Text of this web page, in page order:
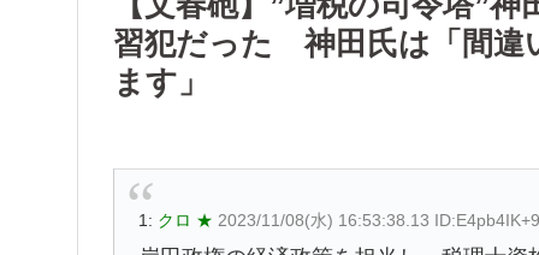
習犯だった 神田氏は「間違
ます」
1: クロ ★ 2023/11/08(水) 16:53:38.13 ID:E4pb4IK+9